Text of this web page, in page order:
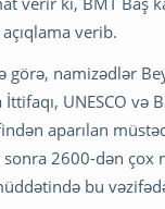
verib.
görə, namizədlər
UNESCO və
aparılan
2600-dən çox
bu